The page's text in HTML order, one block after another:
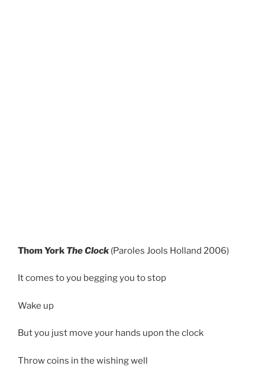
Thom York The Clock (Paroles Jools Holland 2006)
It comes to you begging you to stop
Wake up
But you just move your hands upon the clock
Throw coins in the wishing well